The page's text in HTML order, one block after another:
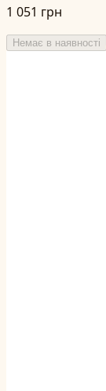
1 051 грн
Немає в наявності